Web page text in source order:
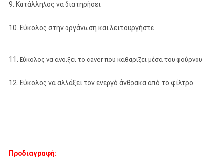
9. Κατάλληλος να διατηρήσει
10. Εύκολος στην οργάνωση και λειτουργήστε
11. Εύκολος να ανοίξει το caver που καθαρίζει μέσα του φούρνου
12. Εύκολος να αλλάξει τον ενεργό άνθρακα από το φίλτρο
Προδιαγραφή: